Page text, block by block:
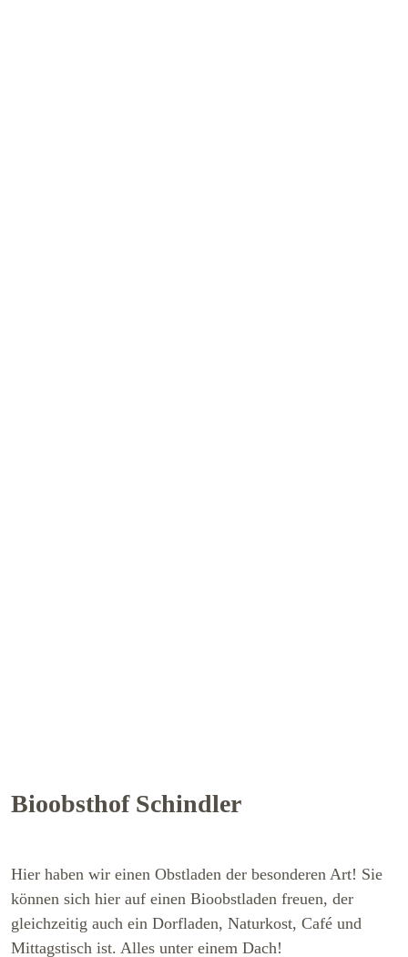
Bioobsthof Schindler
Hier haben wir einen Obstladen der besonderen Art! Sie
können sich hier auf einen Bioobstladen freuen, der
gleichzeitig auch ein Dorfladen, Naturkost, Café und
Mittagstisch ist. Alles unter einem Dach!